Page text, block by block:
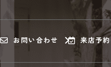
お問い合わせ 来店予約